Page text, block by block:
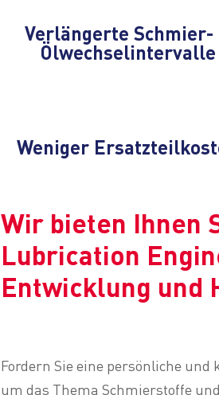
Verlängerte Schmier-
Ölwechselintervalle
Weniger
Wir bieten Ihnen
Lubrication
Entwicklung und
Fordern Sie eine persönliche
um das Thema Schmierstoffe